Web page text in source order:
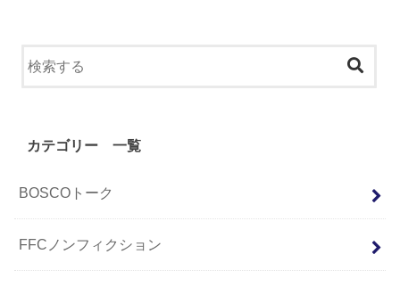
カテゴリー 一覧
BOSCOトーク
FFCノンフィクション